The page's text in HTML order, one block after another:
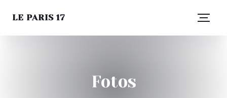
LE PARIS 17
Fotos